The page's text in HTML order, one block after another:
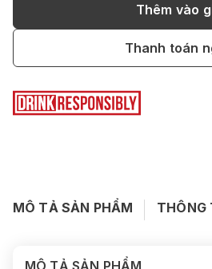
Thêm vào
Thanh toán
MÔ TẢ SẢN PHẨM THÔNG